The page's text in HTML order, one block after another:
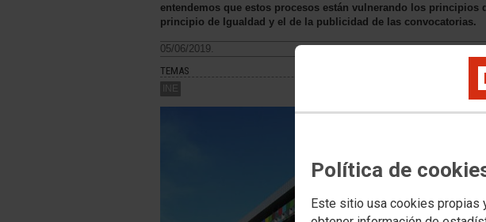
Política de
Este sitio usa cookies propias
entendemos que estos procesos están vulnerando los principios
principio de Igualdad y el de la publicidad de las convocatorias.
05/06/2019.
TEMAS
INE